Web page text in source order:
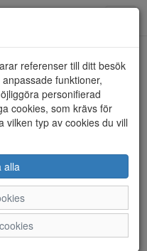
referenser till ditt besök
funktioner,
personifierad
cookies, som krävs för
vilken typ av cookies du vill
alla